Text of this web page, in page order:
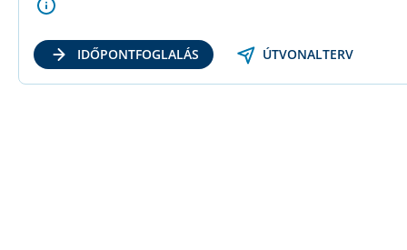
IDŐPONTFOGLALÁS ÚTVONALTERV